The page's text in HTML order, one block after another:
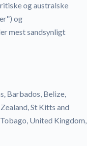
og australske
og
mest sandsynligt
Barbados, Belize,
St Kitts and
United Kingdom,